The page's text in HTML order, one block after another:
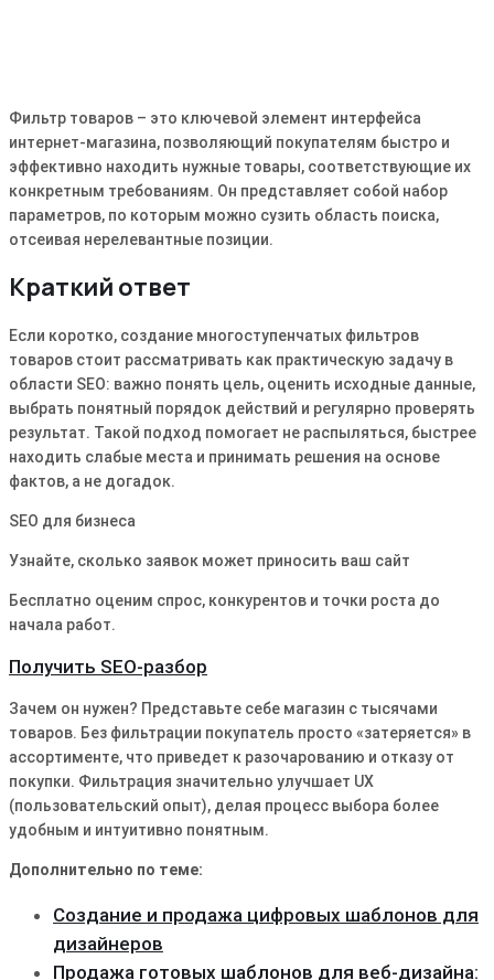
Фильтр товаров – это ключевой элемент интерфейса
интернет-магазина, позволяющий покупателям быстро и
эффективно находить нужные товары, соответствующие их
конкретным требованиям. Он представляет собой набор
параметров, по которым можно сузить область поиска,
отсеивая нерелевантные позиции.
Краткий ответ
Если коротко, создание многоступенчатых фильтров
товаров стоит рассматривать как практическую задачу в
области SEO: важно понять цель, оценить исходные данные,
выбрать понятный порядок действий и регулярно проверять
результат. Такой подход помогает не распыляться, быстрее
находить слабые места и принимать решения на основе
фактов, а не догадок.
SEO для бизнеса
Узнайте, сколько заявок может приносить ваш сайт
Бесплатно оценим спрос, конкурентов и точки роста до
начала работ.
Получить SEO-разбор
Зачем он нужен? Представьте себе магазин с тысячами
товаров. Без фильтрации покупатель просто «затеряется» в
ассортименте, что приведет к разочарованию и отказу от
покупки. Фильтрация значительно улучшает UX
(пользовательский опыт), делая процесс выбора более
удобным и интуитивно понятным.
Дополнительно по теме:
Создание и продажа цифровых шаблонов для
дизайнеров
Продажа готовых шаблонов для веб-дизайна: